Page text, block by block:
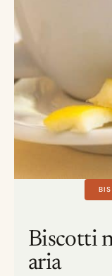
Biscotti
aria